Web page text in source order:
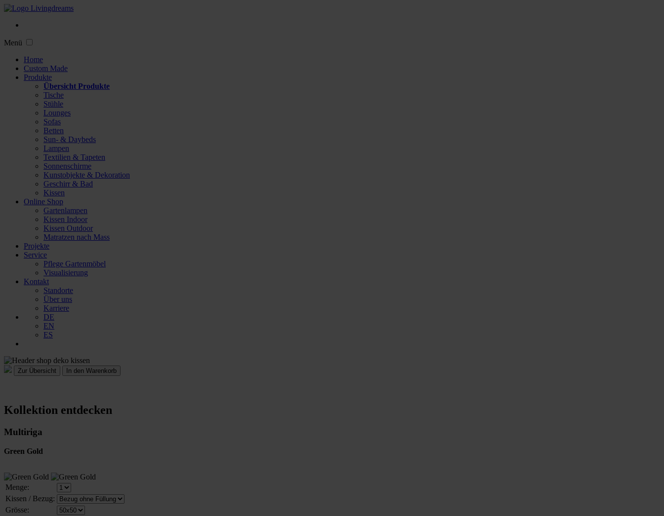
Menü
Home
Custom Made
Produkte
Übersicht Produkte
Tische
Stühle
Lounges
Sofas
Betten
Sun- & Daybeds
Lampen
Textilien & Tapeten
Sonnenschirme
Kunstobjekte & Dekoration
Geschirr & Bad
Kissen
Online Shop
Gartenlampen
Kissen Indoor
Kissen Outdoor
Matratzen nach Mass
Projekte
Service
Pflege Gartenmöbel
Visualisierung
Kontakt
Standorte
Über uns
Karriere
DE
EN
ES
In den Warenkorb
Kollektion entdecken
Multiriga
Green Gold
Menge:
Kissen / Bezug:
Grösse: